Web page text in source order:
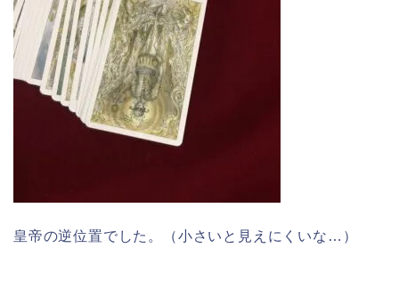
皇帝の逆位置でした。（小さいと見えにくいな…）